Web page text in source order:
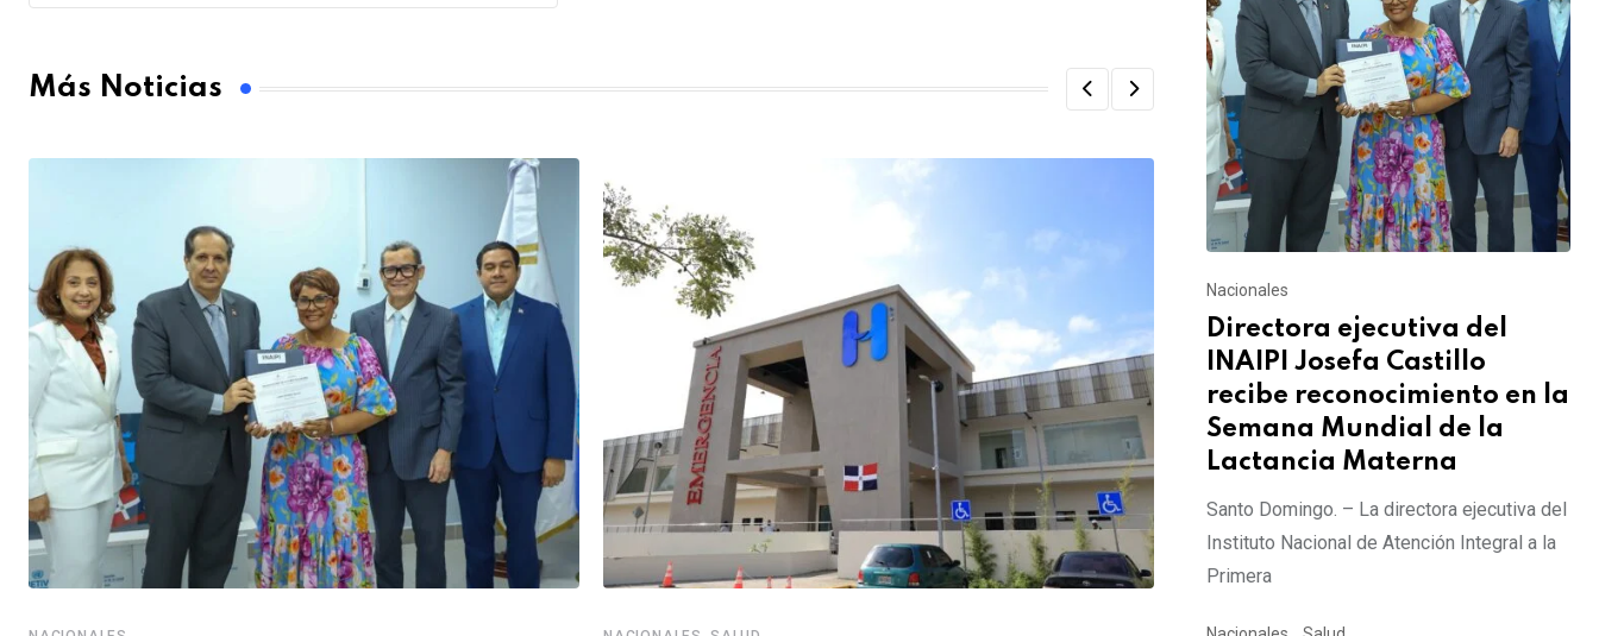
Más Noticias
Nacionales
Directora ejecutiva del
INAIPI Josefa Castillo
recibe reconocimiento en la
Semana Mundial de la
Lactancia Materna
Santo Domingo. – La directora ejecutiva del
Instituto Nacional de Atención Integral a la
Primera